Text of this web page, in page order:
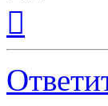
началу